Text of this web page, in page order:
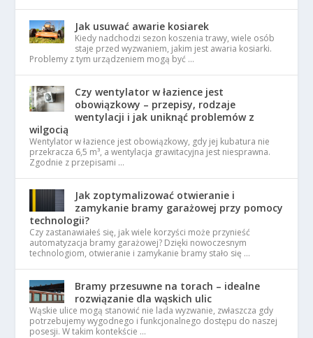
Jak usuwać awarie kosiarek
Kiedy nadchodzi sezon koszenia trawy, wiele osób
staje przed wyzwaniem, jakim jest awaria kosiarki.
Problemy z tym urządzeniem mogą być …
Czy wentylator w łazience jest
obowiązkowy – przepisy, rodzaje
wentylacji i jak uniknąć problemów z
wilgocią
Wentylator w łazience jest obowiązkowy, gdy jej kubatura nie
przekracza 6,5 m³, a wentylacja grawitacyjna jest niesprawna.
Zgodnie z przepisami …
Jak zoptymalizować otwieranie i
zamykanie bramy garażowej przy pomocy
technologii?
Czy zastanawiałeś się, jak wiele korzyści może przynieść
automatyzacja bramy garażowej? Dzięki nowoczesnym
technologiom, otwieranie i zamykanie bramy stało się …
Bramy przesuwne na torach – idealne
rozwiązanie dla wąskich ulic
Wąskie ulice mogą stanowić nie lada wyzwanie, zwłaszcza gdy
potrzebujemy wygodnego i funkcjonalnego dostępu do naszej
posesji. W takim kontekście …